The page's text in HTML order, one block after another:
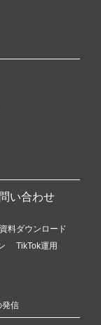
い合わせ
資料ダウンロード
TikTok運用
発信